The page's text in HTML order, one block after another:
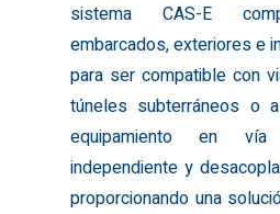
sistema CAS-E
embarcados, exteriores e
para ser compatible con
túneles subterráneos o
equipamiento en
independiente y
proporcionando una